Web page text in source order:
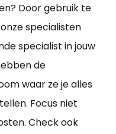
Door gebruik te
specialisten
specialist in jouw
de
waar ze je alles
Focus niet
Check ook